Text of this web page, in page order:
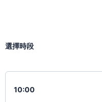
選擇時段